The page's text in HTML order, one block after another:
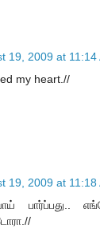
19, 2009 at 11:14
my heart.//
19, 2009 at 11:18
பார்ப்பது..